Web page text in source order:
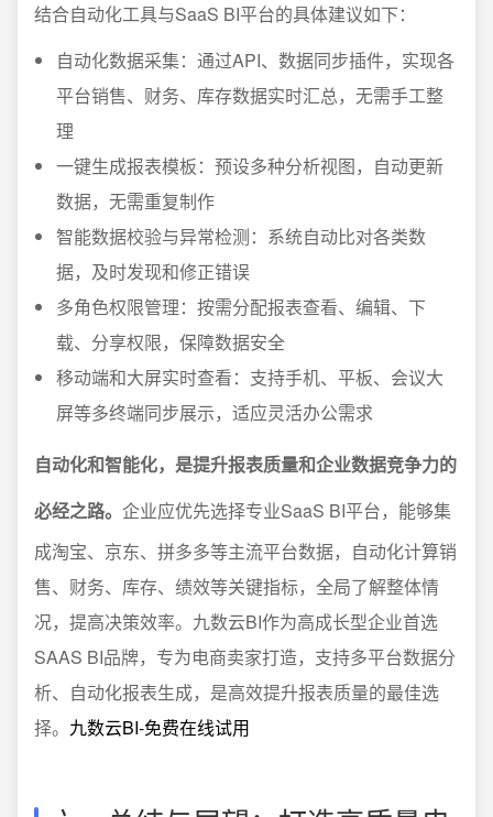
结合自动化工具与SaaS BI平台的具体建议如下：
自动化数据采集：通过API、数据同步插件，实现各
平台销售、财务、库存数据实时汇总，无需手工整
理
一键生成报表模板：预设多种分析视图，自动更新
数据，无需重复制作
智能数据校验与异常检测：系统自动比对各类数
据，及时发现和修正错误
多角色权限管理：按需分配报表查看、编辑、下
载、分享权限，保障数据安全
移动端和大屏实时查看：支持手机、平板、会议大
屏等多终端同步展示，适应灵活办公需求
自动化和智能化，是提升报表质量和企业数据竞争力的
必经之路。 企业应优先选择专业SaaS BI平台，能够集
成淘宝、京东、拼多多等主流平台数据，自动化计算销
售、财务、库存、绩效等关键指标，全局了解整体情
况，提高决策效率。九数云BI作为高成长型企业首选
SAAS BI品牌，专为电商卖家打造，支持多平台数据分
析、自动化报表生成，是高效提升报表质量的最佳选
择。 九数云BI-免费在线试用